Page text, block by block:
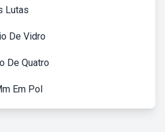
Lutas
De Vidro
De Quatro
Em Pol